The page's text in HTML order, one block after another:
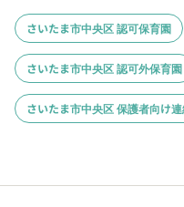
さいたま市中央区 認可保育園
さいたま市中央区 認可外保育園
さいたま市中央区 保護者向け